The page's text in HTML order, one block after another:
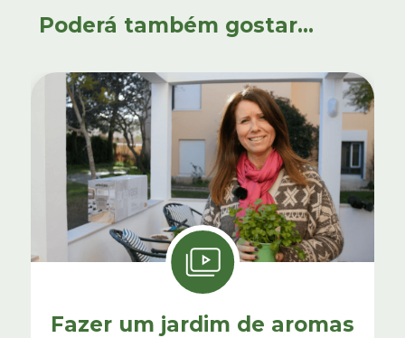
Poderá também gostar...
Fazer um jardim de aromas